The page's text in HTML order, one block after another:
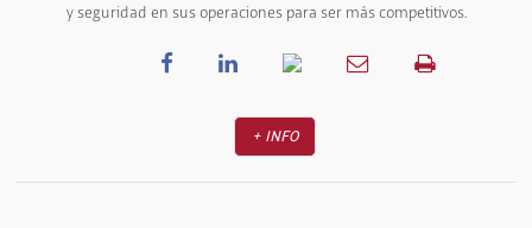
y seguridad en sus operaciones para ser más competitivos.
+ INFO